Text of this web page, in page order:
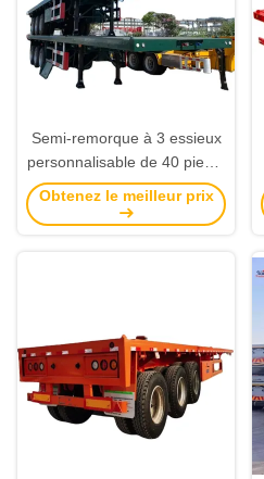
Semi-remorque à 3 essieux
personnalisable de 40 pieds,
semi-remorque à plat, semi-
remorque à conteneur avec
Obtenez le meilleur prix